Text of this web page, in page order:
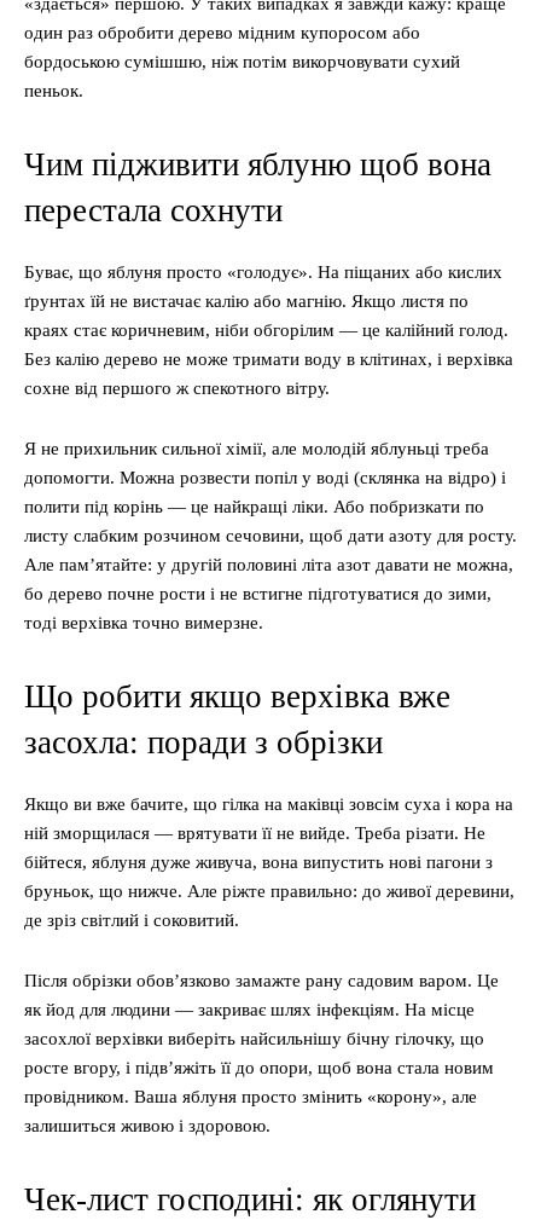
один раз обробити дерево мідним купоросом або
бордоською сумішшю, ніж потім викорчовувати сухий
пеньок.
Чим підживити яблуню щоб вона
перестала сохнути
Буває, що яблуня просто «голодує». На піщаних або кислих
ґрунтах їй не вистачає калію або магнію. Якщо листя по
краях стає коричневим, ніби обгорілим — це калійний голод.
Без калію дерево не може тримати воду в клітинах, і верхівка
сохне від першого ж спекотного вітру.
Я не прихильник сильної хімії, але молодій яблуньці треба
допомогти. Можна розвести попіл у воді (склянка на відро) і
полити під корінь — це найкращі ліки. Або побризкати по
листу слабким розчином сечовини, щоб дати азоту для росту.
Але пам’ятайте: у другій половині літа азот давати не можна,
бо дерево почне рости і не встигне підготуватися до зими,
тоді верхівка точно вимерзне.
Що робити якщо верхівка вже
засохла: поради з обрізки
Якщо ви вже бачите, що гілка на маківці зовсім суха і кора на
ній зморщилася — врятувати її не вийде. Треба різати. Не
бійтеся, яблуня дуже живуча, вона випустить нові пагони з
бруньок, що нижче. Але ріжте правильно: до живої деревини,
де зріз світлий і соковитий.
Після обрізки обов’язково замажте рану садовим варом. Це
як йод для людини — закриває шлях інфекціям. На місце
засохлої верхівки виберіть найсильнішу бічну гілочку, що
росте вгору, і підв’яжіть її до опори, щоб вона стала новим
провідником. Ваша яблуня просто змінить «корону», але
залишиться живою і здоровою.
Чек-лист господині: як оглянути